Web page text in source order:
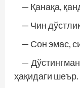
— Қанақа,
— Чин
— Сон эмас,
—
ҳақидаги шеър.